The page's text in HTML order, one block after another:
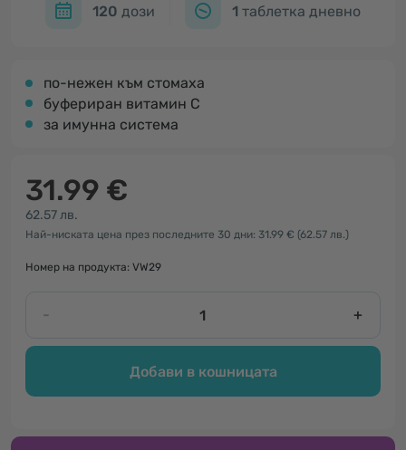
120 дози 1 таблетка дневно
по-нежен към стомаха
буфериран витамин С
за имунна система
31.99 €
62.57 лв.
Най-ниската цена през последните 30 дни: 31.99 € (62.57 лв.)
Номер на продукта: VW29
- +
Добави в кошницата